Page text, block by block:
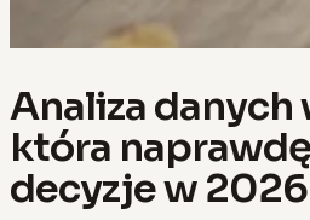
Analiza danych
która
decyzje w 2026